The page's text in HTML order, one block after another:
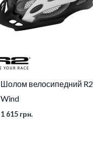
Шолом велосипедний R2
Wind
1 615 грн.